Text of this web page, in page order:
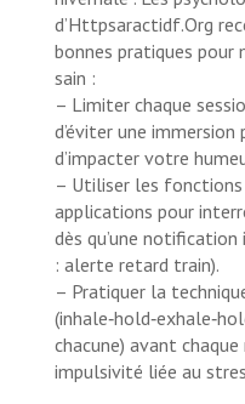
d’Httpsaractidf.Org
bonnes pratiques pour
sain :
– Limiter chaque
d’éviter une
d’impacter votre
– Utiliser les fonctions
applications pour
dès qu’une
: alerte retard train).
– Pratiquer la
chacune) avant
impulsivité liée au